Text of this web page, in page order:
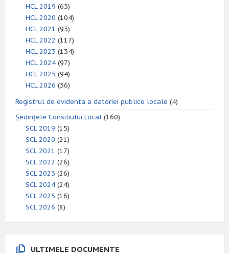
HCL 2019 (65)
HCL 2020 (104)
HCL 2021 (93)
HCL 2022 (117)
HCL 2023 (134)
HCL 2024 (97)
HCL 2025 (94)
HCL 2026 (36)
Registrul de evidenta a datoriei publice locale (4)
Ședințele Consiliului Local (160)
SCL 2019 (15)
SCL 2020 (21)
SCL 2021 (17)
SCL 2022 (26)
SCL 2023 (26)
SCL 2024 (24)
SCL 2025 (16)
SCL 2026 (8)
ULTIMELE DOCUMENTE